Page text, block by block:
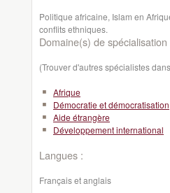
Politique africaine, Islam en
conflits ethniques.
Domaine(s) de spécialisation
(Trouver d'autres spécialistes
Afrique
Démocratie et démocratisation
Aide étrangère
Développement international
Langues :
Français et anglais